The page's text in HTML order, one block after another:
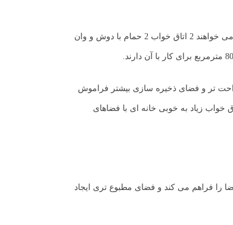
غالباً مشتری از طرف شما می خواهد فضایی را که با آن کار می کنید بیش از حد طراحی یا شلوغ کند. بسیاری از مشتریانی که در مرحله توجیهی با آنها صحبت می کنیم می خواهند 2 اتاق خواب 2 حمام با دوش و وان
راحت تر و فضای ذخیره سازی بیشتر فراموش
خواب زیاد به خوبی خانه ای با فضاهای
را فراهم می کند و فضای مطبوع تری ایجاد